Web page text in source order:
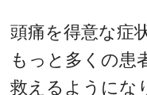
頭痛を得意な症
もっと多くの患
救えるようにな